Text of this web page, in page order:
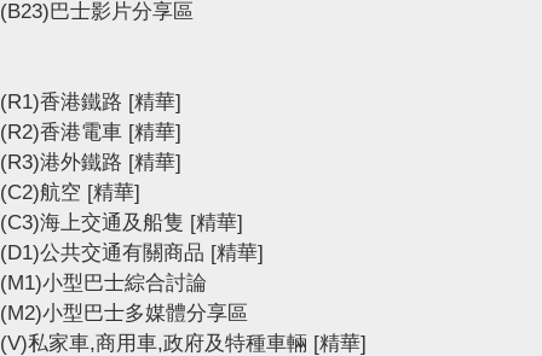
(B23)巴士影片分享區
(R1)香港鐵路 [精華]
(R2)香港電車 [精華]
(R3)港外鐵路 [精華]
(C2)航空 [精華]
(C3)海上交通及船隻 [精華]
(D1)公共交通有關商品 [精華]
(M1)小型巴士綜合討論
(M2)小型巴士多媒體分享區
(V)私家車,商用車,政府及特種車輛 [精華]